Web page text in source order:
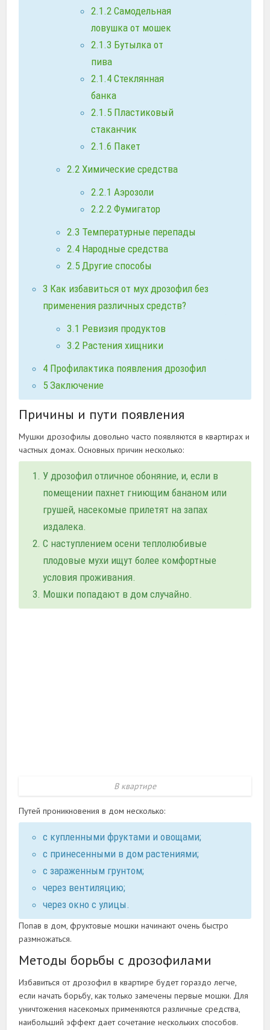
2.1.2 Самодельная
ловушка от мошек
2.1.3 Бутылка от
пива
2.1.4 Стеклянная
банка
2.1.5 Пластиковый
стаканчик
2.1.6 Пакет
2.2 Химические средства
2.2.1 Аэрозоли
2.2.2 Фумигатор
2.3 Температурные перепады
2.4 Народные средства
2.5 Другие способы
3 Как избавиться от мух дрозофил без
применения различных средств?
3.1 Ревизия продуктов
3.2 Растения хищники
4 Профилактика появления дрозофил
5 Заключение
Причины и пути появления
Мушки дрозофилы довольно часто появляются в квартирах и
частных домах. Основных причин несколько:
У дрозофил отличное обоняние, и, если в
помещении пахнет гниющим бананом или
грушей, насекомые прилетят на запах
издалека.
С наступлением осени теплолюбивые
плодовые мухи ищут более комфортные
условия проживания.
Мошки попадают в дом случайно.
В квартире
Путей проникновения в дом несколько:
с купленными фруктами и овощами;
с принесенными в дом растениями;
с зараженным грунтом;
через вентиляцию;
через окно с улицы.
Попав в дом, фруктовые мошки начинают очень быстро
размножаться.
Методы борьбы с дрозофилами
Избавиться от дрозофил в квартире будет гораздо легче,
если начать борьбу, как только замечены первые мошки. Для
уничтожения насекомых применяются различные средства,
наибольший эффект дает сочетание нескольких способов.